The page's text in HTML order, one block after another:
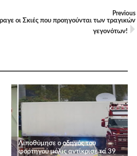
Previous
οι Σκιές που προηγούνται των τραγικών
γεγovότων!
Λιποθύμησε ο οδηγός του
φορτηγού μόλις αντίκρισε τα 39